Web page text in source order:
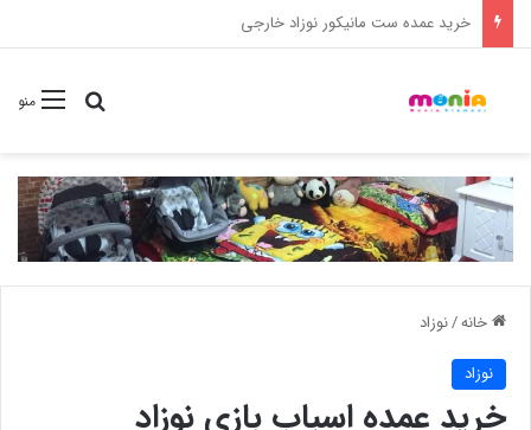
خرید شامپو سر و بدن 500 میل کودک موستلا
منوجستجو
خانه/نوزاد
نوزاد
خرید عمده اسباب بازی نوزاد